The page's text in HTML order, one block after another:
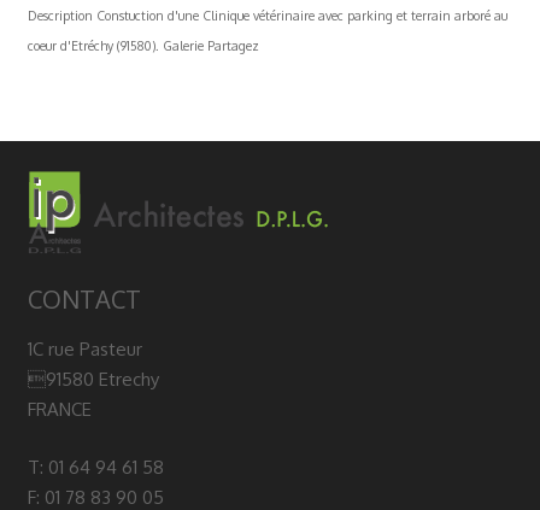
Description Constuction d'une Clinique vétérinaire avec parking et terrain arboré au
coeur d'Etréchy (91580). Galerie Partagez
CONTACT
1C rue Pasteur
91580 Etrechy
FRANCE
T: 01 64 94 61 58
F: 01 78 83 90 05